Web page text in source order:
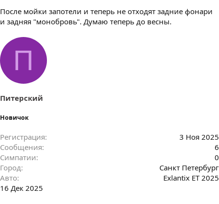
После мойки запотели и теперь не отходят задние фонари
и задняя "монобровь". Думаю теперь до весны.
П
Питерский
Новичок
Регистрация
3 Ноя 2025
Сообщения
6
Симпатии
0
Город
Санкт Петербург
Авто
Exlantix ET 2025
16 Дек 2025